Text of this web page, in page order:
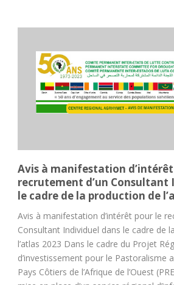
Avis à manifestation
recrutement d’un Consultant
le cadre de la production de
Avis à manifestation d’intérêt pour le
Consultant Individuel dans le cadre de
l’atlas 2023 Dans le cadre du Projet
d’investissement pour le Pastoralisme
Pays Côtiers de l’Afrique de l’Ouest